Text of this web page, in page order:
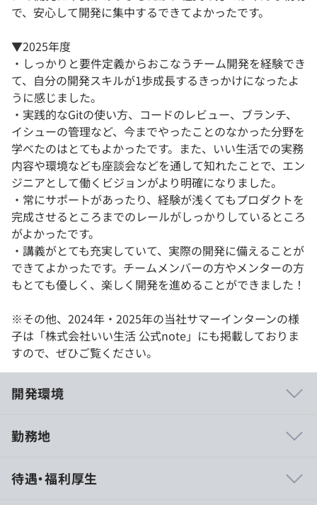
で、安心して開発に集中するできてよかったです。
▼2025年度
・しっかりと要件定義からおこなうチーム開発を経験でき
て、自分の開発スキルが1歩成長するきっかけになったよ
うに感じました。
・実践的なGitの使い方、コードのレビュー、ブランチ、
イシューの管理など、今までやったことのなかった分野を
学べたのはとてもよかったです。また、いい生活での実務
内容や環境なども座談会などを通して知れたことで、エン
ジニアとして働くビジョンがより明確になりました。
・常にサポートがあったり、経験が浅くてもプロダクトを
完成させるところまでのレールがしっかりしているところ
がよかったです。
・講義がとても充実していて、実際の開発に備えることが
できてよかったです。チームメンバーの方やメンターの方
もとても優しく、楽しく開発を進めることができました！
※その他、2024年・2025年の当社サマーインターンの様
子は「株式会社いい生活 公式note」にも掲載しておりま
すので、ぜひご覧ください。
開発環境
わたしたちはクラウドサービスの企画・開発から、運用、
勤務地
待遇・福利厚生